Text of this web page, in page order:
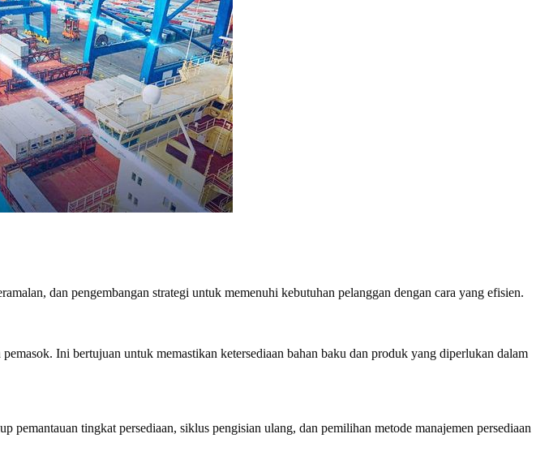
dan pengembangan strategi untuk memenuhi kebutuhan pelanggan dengan cara yang efisien.
Ini bertujuan untuk memastikan ketersediaan bahan baku dan produk yang diperlukan dalam
tingkat persediaan, siklus pengisian ulang, dan pemilihan metode manajemen persediaan